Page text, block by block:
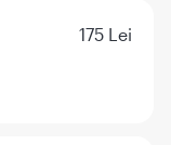
175 Lei